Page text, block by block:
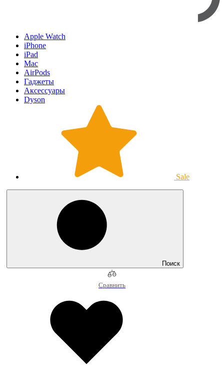
Apple Watch
iPhone
iPad
Mac
AirPods
Гаджеты
Аксессуары
Dyson
Sale
Поиск
Сравнить